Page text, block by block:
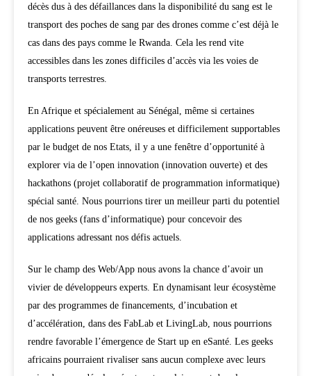
décès dus à des défaillances dans la disponibilité du sang est le
transport des poches de sang par des drones comme c’est déjà le
cas dans des pays comme le Rwanda. Cela les rend vite
accessibles dans les zones difficiles d’accès via les voies de
transports terrestres.
En Afrique et spécialement au Sénégal, même si certaines
applications peuvent être onéreuses et difficilement supportables
par le budget de nos Etats, il y a une fenêtre d’opportunité à
explorer via de l’open innovation (innovation ouverte) et des
hackathons (projet collaboratif de programmation informatique)
spécial santé. Nous pourrions tirer un meilleur parti du potentiel
de nos geeks (fans d’informatique) pour concevoir des
applications adressant nos défis actuels.
Sur le champ des Web/App nous avons la chance d’avoir un
vivier de développeurs experts. En dynamisant leur écosystème
par des programmes de financements, d’incubation et
d’accélération, dans des FabLab et LivingLab, nous pourrions
rendre favorable l’émergence de Start up en eSanté. Les geeks
africains pourraient rivaliser sans aucun complexe avec leurs